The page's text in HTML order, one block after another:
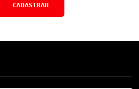
CADASTRAR